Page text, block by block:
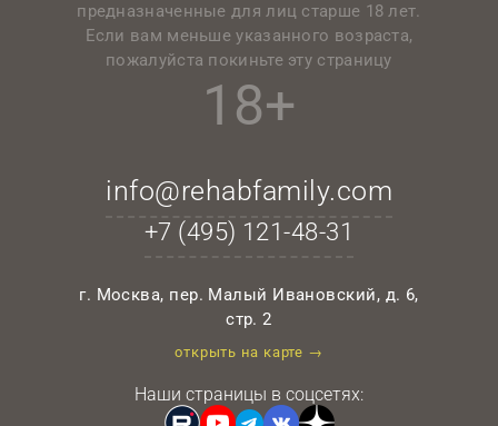
предназначенные для лиц старше 18 лет.
Если вам меньше указанного возраста,
пожалуйста покиньте эту страницу
18+
info@rehabfamily.com
+7 (495) 121-48-31
г. Москва, пер. Малый Ивановский, д. 6,
стр. 2
открыть на карте →
Наши страницы в соцсетях: